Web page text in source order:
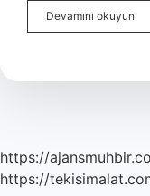
Devamını okuyun
https://
https://